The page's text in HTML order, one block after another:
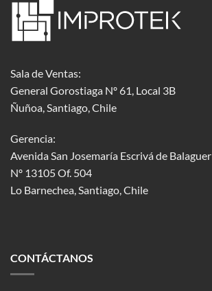
Sala de Ventas:
General Gorostiaga Nº 61, Local 3B
Ñuñoa, Santiago, Chile
Gerencia:
Avenida San Josemaría Escrivá de Balaguer
Nº 13105 Of. 504
Lo Barnechea, Santiago, Chile
CONTÁCTANOS